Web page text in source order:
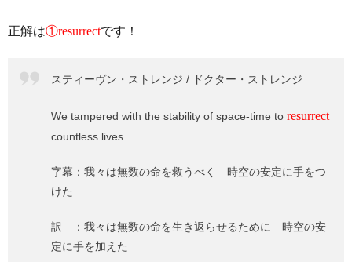
正解は①resurrectです！
スティーヴン・ストレンジ / ドクター・ストレンジ
We tampered with the stability of space-time to resurrect
countless lives.
字幕：我々は無数の命を救うべく 時空の安定に手をつ
けた
訳 ：我々は無数の命を生き返らせるために 時空の安
定に手を加えた